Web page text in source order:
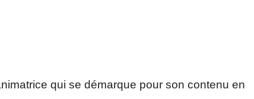
qui se démarque pour son contenu en